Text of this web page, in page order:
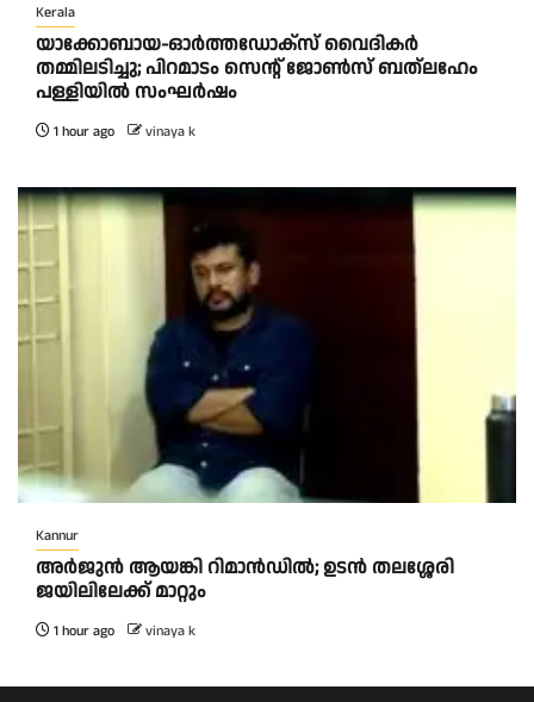
Kerala
യാക്കോബായ-ഓർത്തഡോക്സ് വൈദികർ
തമ്മിലടിച്ചു; പിറമാടം സെന്റ്‌ ജോൺസ് ബത്ലഹേം
പള്ളിയിൽ സംഘർഷം
1 hour ago vinaya k
Kannur
അര്‍ജുന്‍ ആയങ്കി റിമാന്‍ഡില്‍; ഉടന്‍ തലശ്ശേരി
ജയിലിലേക്ക് മാറ്റും
1 hour ago vinaya k